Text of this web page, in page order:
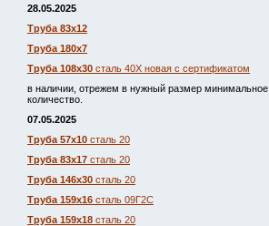
28.05.2025
Труба 83х12
Труба 180х7
Труба 108х30 сталь 40Х новая с сертификатом
в наличии, отрежем в нужный размер минимальное
количество.
07.05.2025
Труба 57х10 сталь 20
Труба 83х17 сталь 20
Труба 146х30 сталь 20
Труба 159х16 сталь 09Г2С
Труба 159х18 сталь 20